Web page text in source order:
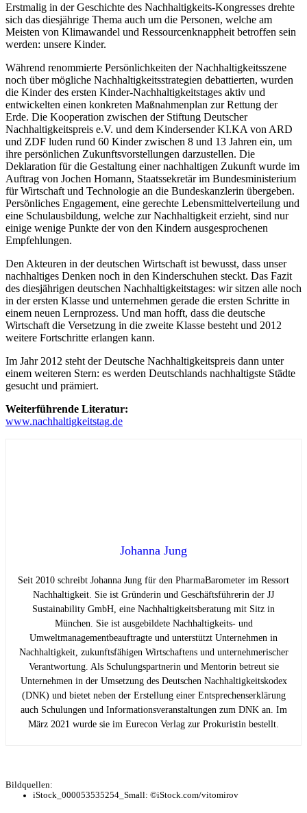
Erstmalig in der Geschichte des Nachhaltigkeits-Kongresses drehte
sich das diesjährige Thema auch um die Personen, welche am
Meisten von Klimawandel und Ressourcenknappheit betroffen sein
werden: unsere Kinder.
Während renommierte Persönlichkeiten der Nachhaltigkeitsszene
noch über mögliche Nachhaltigkeitsstrategien debattierten, wurden
die Kinder des ersten Kinder-Nachhaltigkeitstages aktiv und
entwickelten einen konkreten Maßnahmenplan zur Rettung der
Erde. Die Kooperation zwischen der Stiftung Deutscher
Nachhaltigkeitspreis e.V. und dem Kindersender KI.KA von ARD
und ZDF luden rund 60 Kinder zwischen 8 und 13 Jahren ein, um
ihre persönlichen Zukunftsvorstellungen darzustellen. Die
Deklaration für die Gestaltung einer nachhaltigen Zukunft wurde im
Auftrag von Jochen Homann, Staatssekretär im Bundesministerium
für Wirtschaft und Technologie an die Bundeskanzlerin übergeben.
Persönliches Engagement, eine gerechte Lebensmittelverteilung und
eine Schulausbildung, welche zur Nachhaltigkeit erzieht, sind nur
einige wenige Punkte der von den Kindern ausgesprochenen
Empfehlungen.
Den Akteuren in der deutschen Wirtschaft ist bewusst, dass unser
nachhaltiges Denken noch in den Kinderschuhen steckt. Das Fazit
des diesjährigen deutschen Nachhaltigkeitstages: wir sitzen alle noch
in der ersten Klasse und unternehmen gerade die ersten Schritte in
einem neuen Lernprozess. Und man hofft, dass die deutsche
Wirtschaft die Versetzung in die zweite Klasse besteht und 2012
weitere Fortschritte erlangen kann.
Im Jahr 2012 steht der Deutsche Nachhaltigkeitspreis dann unter
einem weiteren Stern: es werden Deutschlands nachhaltigste Städte
gesucht und prämiert.
Weiterführende Literatur:
www.nachhaltigkeitstag.de
Johanna Jung
Seit 2010 schreibt Johanna Jung für den PharmaBarometer im Ressort
Nachhaltigkeit. Sie ist Gründerin und Geschäftsführerin der JJ
Sustainability GmbH, eine Nachhaltigkeitsberatung mit Sitz in
München. Sie ist ausgebildete Nachhaltigkeits- und
Umweltmanagementbeauftragte und unterstützt Unternehmen in
Nachhaltigkeit, zukunftsfähigen Wirtschaftens und unternehmerischer
Verantwortung. Als Schulungspartnerin und Mentorin betreut sie
Unternehmen in der Umsetzung des Deutschen Nachhaltigkeitskodex
(DNK) und bietet neben der Erstellung einer Entsprechenserklärung
auch Schulungen und Informationsveranstaltungen zum DNK an. Im
März 2021 wurde sie im Eurecon Verlag zur Prokuristin bestellt.
Bildquellen:
iStock_000053535254_Small: ©iStock.com/vitomirov